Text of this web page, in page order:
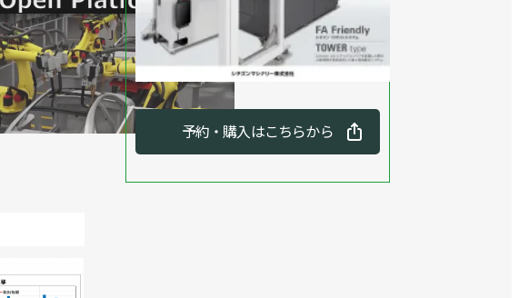
予約・購入はこちらから